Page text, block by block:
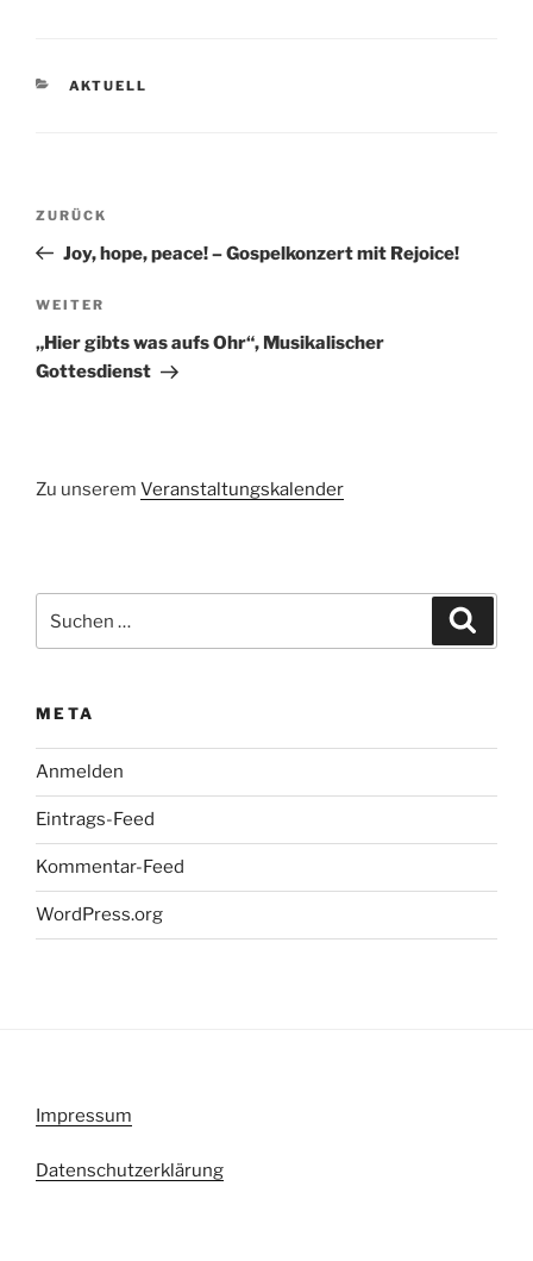
KATEGORIEN
AKTUELL
Beitragsnavigation
Vorheriger
Beitrag
ZURÜCK
Joy, hope, peace! – Gospelkonzert mit Rejoice!
Nächster
Beitrag
WEITER
„Hier gibts was aufs Ohr“, Musikalischer
Gottesdienst
Zu unserem Veranstaltungskalender
nach:
META
Anmelden
Eintrags-Feed
Kommentar-Feed
WordPress.org
Impressum
Datenschutzerklärung